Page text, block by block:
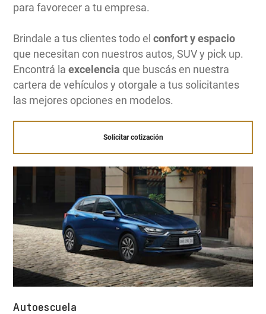
para favorecer a tu empresa.
Brindale a tus clientes todo elconfort y espacio
que necesitan con nuestros autos, SUV y pick up.
Encontrá laexcelencia que buscás en nuestra
cartera de vehículos y otorgale a tus solicitantes
las mejores opciones en modelos.
Solicitar cotización
Autoescuela